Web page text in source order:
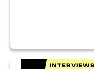
INTERVIEWS